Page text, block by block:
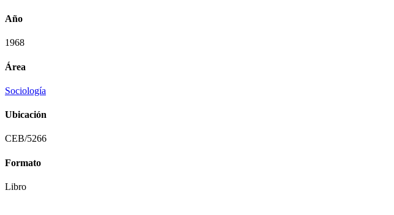
Año
1968
Área
Sociología
Ubicación
CEB/5266
Formato
Libro